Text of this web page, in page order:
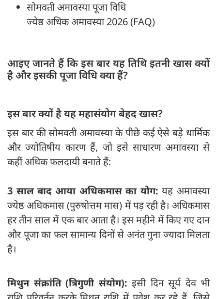
सोमवती अमावस्या पूजा विधि
ज्येष्ठ अधिक अमावस्या 2026 (FAQ)
आइए जानते हैं कि इस बार यह तिथि इतनी खास क्यों
है और इसकी पूजा विधि क्या हैं?
इस बार क्यों है यह महासंयोग बेहद खास?
इस बार की सोमवती अमावस्या के पीछे कई ऐसे बड़े धार्मिक
और ज्योतिषीय कारण हैं, जो इसे साधारण अमावस्या से
कहीं अधिक फलदायी बनाते हैं:
3 साल बाद आया अधिकमास का योग: यह अमावस्या
ज्येष्ठ अधिकमास (पुरुषोत्तम मास) में पड़ रही है। अधिकमास
हर तीन साल में एक बार आता है। इस महीने में किए गए दान
और पूजा का फल सामान्य दिनों से अनंत गुना ज्यादा मिलता
है।
मिथुन संक्रांति (त्रिगुणी संयोग): इसी दिन सूर्य देव भी